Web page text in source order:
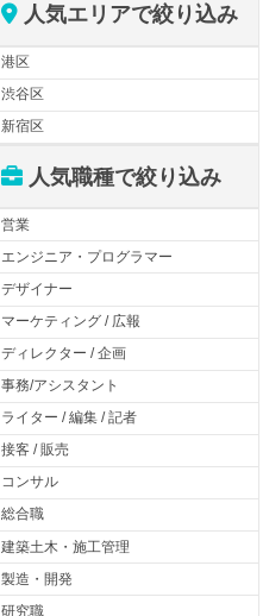
人気エリアで絞り込み
港区
渋谷区
新宿区
人気職種で絞り込み
営業
エンジニア・プログラマー
デザイナー
マーケティング / 広報
ディレクター / 企画
事務/アシスタント
ライター / 編集 / 記者
接客 / 販売
コンサル
総合職
建築土木・施工管理
製造・開発
研究職